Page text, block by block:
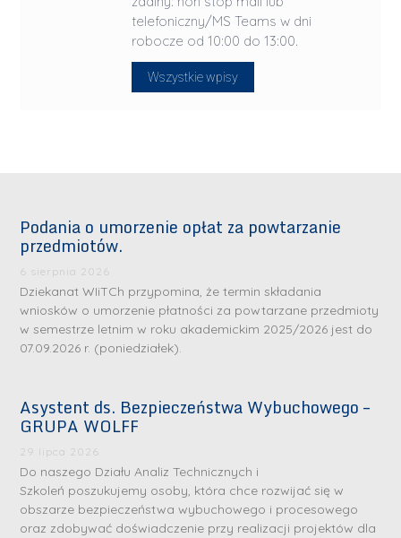
telefoniczny/MS Teams w dni
robocze od 10:00 do 13:00.
Wszystkie wpisy
Podania o umorzenie opłat za powtarzanie
przedmiotów.
6 sierpnia 2026
Dziekanat WIiTCh przypomina, że termin składania
wniosków o umorzenie płatności za powtarzane przedmioty
w semestrze letnim w roku akademickim 2025/2026 jest do
07.09.2026 r. (poniedziałek).
Asystent ds. Bezpieczeństwa Wybuchowego –
GRUPA WOLFF
29 lipca 2026
Do naszego Działu Analiz Technicznych i
Szkoleń poszukujemy osoby, która chce rozwijać się w
obszarze bezpieczeństwa wybuchowego i procesowego
oraz zdobywać doświadczenie przy realizacji projektów dla